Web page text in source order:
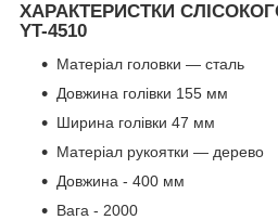
ХАРАКТЕРИСТКИ
YT-4510
Матеріал головки — сталь
Довжина голівки 155 мм
Ширина голівки 47 мм
Матеріал рукоятки — дерево
Довжина - 400 мм
Вага - 2000